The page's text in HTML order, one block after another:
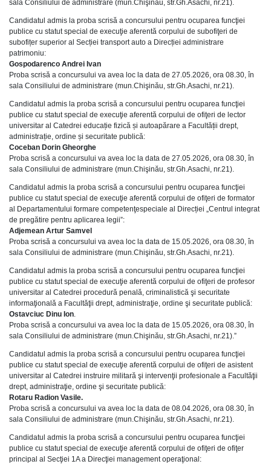
sala Consiliului de administrare (mun.Chişinău, str.Gh.Asachi, nr.21).
Candidatul admis la proba scrisă a concursului pentru ocuparea funcţiei
publice cu statut special de execuţie aferentă corpului de subofiţeri de
subofițer superior al Secției transport auto a Direcției administrare
patrimoniu:
Gospodarenco Andrei Ivan
Proba scrisă a concursului va avea loc la data de 27.05.2026, ora 08.30, în
sala Consiliului de administrare (mun.Chişinău, str.Gh.Asachi, nr.21).
Candidatul admis la proba scrisă a concursului pentru ocuparea funcţiei
publice cu statut special de execuţie aferentă corpului de ofiţeri de lector
universitar al Catedrei educație fizică și autoapărare a Facultății drept,
administrație, ordine și securitate publică:
Coceban Dorin Gheorghe
Proba scrisă a concursului va avea loc la data de 27.05.2026, ora 08.30, în
sala Consiliului de administrare (mun.Chişinău, str.Gh.Asachi, nr.21).
Candidatul admis la proba scrisă a concursului pentru ocuparea funcţiei
publice cu statut special de execuţie aferentă corpului de ofiţeri de formator
al Departamentului formare competenţespeciale al Direcției „Centrul integrat
de pregătire pentru aplicarea legii”:
Adjemean Artur Samvel
Proba scrisă a concursului va avea loc la data de 15.05.2026, ora 08.30, în
sala Consiliului de administrare (mun.Chişinău, str.Gh.Asachi, nr.21).
Candidatul admis la proba scrisă a concursului pentru ocuparea funcţiei
publice cu statut special de execuţie aferentă corpului de ofiţeri de profesor
universitar al Catedrei procedură penală, criminalistică şi securitate
informaţională a Facultăţii drept, administraţie, ordine şi securitate publică:
Ostavciuc Dinu Ion.
Proba scrisă a concursului va avea loc la data de 15.05.2026, ora 08.30, în
sala Consiliului de administrare (mun.Chişinău, str.Gh.Asachi, nr.21).”
Candidatul admis la proba scrisă a concursului pentru ocuparea funcţiei
publice cu statut special de execuţie aferentă corpului de ofiţeri de asistent
universitar al Catedrei instruire militară şi intervenţii profesionale a Facultăţii
drept, administraţie, ordine şi securitate publică:
Rotaru Radion Vasile.
Proba scrisă a concursului va avea loc la data de 08.04.2026, ora 08.30, în
sala Consiliului de administrare (mun.Chişinău, str.Gh.Asachi, nr.21).
Candidatul admis la proba scrisă a concursului pentru ocuparea funcţiei
publice cu statut special de execuţie aferentă corpului de ofiţeri de ofiţer
principal al Secţiei 1A a Direcţiei management operaţional: